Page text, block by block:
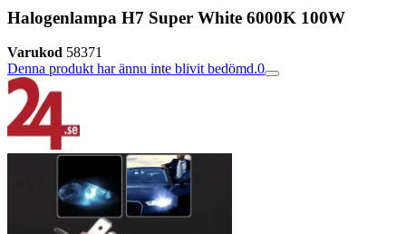
Halogenlampa H7 Super White 6000K 100W
Varukod 58371
Denna produkt har ännu inte blivit bedömd.0